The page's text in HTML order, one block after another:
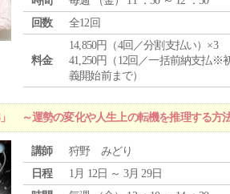
回数
全12回
料金
14,850円（4回／分割支払い）×3
41,250円（12回／一括前納支払※
義開始前まで）
～運勢の変化や人生上の転機を推理する方
講師
狩野 みどり
日程
1月 12日 ～ 3月 29日